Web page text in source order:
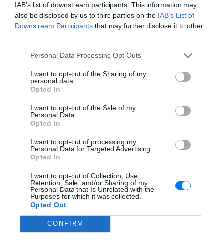
IAB’s list of downstream participants. This information may
also be disclosed by us to third parties on the IAB’s List of
Downstream Participants that may further disclose it to other
Personal Data Processing Opt Outs
I want to opt-out of the Sharing of my
personal data.
Opted In
I want to opt-out of the Sale of my
Personal Data.
Opted In
I want to opt-out of processing my
Personal Data for Targeted Advertising.
Opted In
I want to opt-out of Collection, Use,
Retention, Sale, and/or Sharing of my
Personal Data that Is Unrelated with the
Purposes for which it was collected.
Opted Out
CONFIRM
Ακολουθήστε το E-Radio.gr και στο Instagram
ΔΙΑΦΗΜΙΣΗ